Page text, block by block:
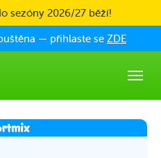
sezóny 2026/27 běží!
— přihlaste se ZDE